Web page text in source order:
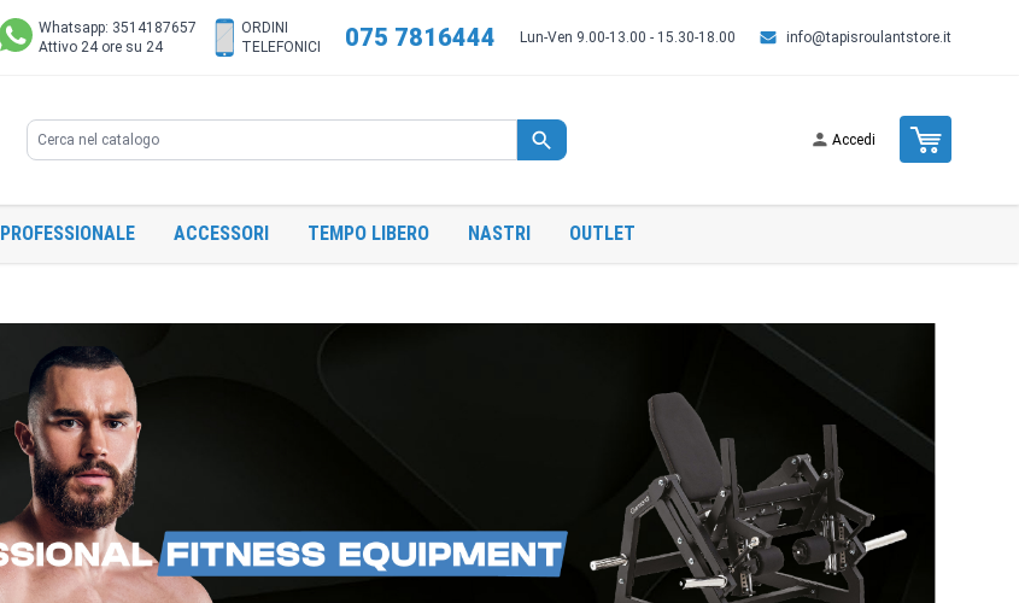
Whatsapp: 3514187657
Attivo 24 ore su 24
ORDINI
TELEFONICI
075 7816444 Lun-Ven 9.00-13.00 - 15.30-18.00 info@tapisroulantstore.it
Accedi Cart
PROFESSIONALE ACCESSORI TEMPO LIBERO NASTRI OUTLET